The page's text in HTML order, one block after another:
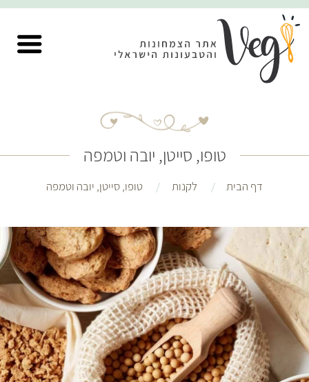
טופו, סייטן, יובה וטמפה
דף הבית לקנות טופו, סייטן, יובה וטמפה